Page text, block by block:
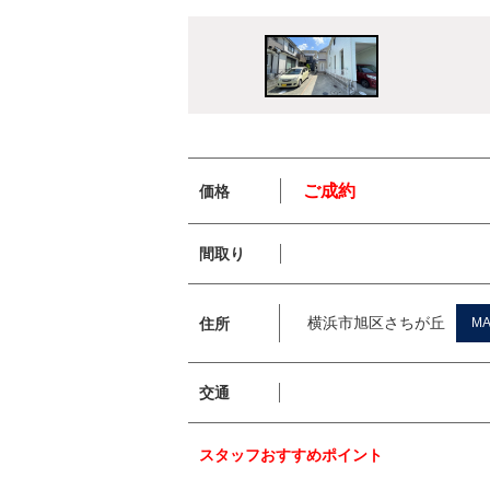
価格 ご成約
間取り
住所 横浜市旭区さちが丘
交通
スタッフおすすめポイント